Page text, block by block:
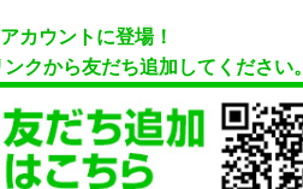
カウントに登場！
クから友だち追加してください。